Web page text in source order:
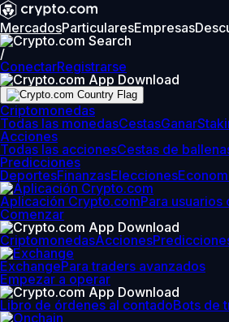
MercadosParticularesEmpresas
/
ConectarRegistrarse
Criptomonedas
Todas las monedasCestasGanar
Acciones
Todas las accionesCestas de
Predicciones
DeportesFinanzasElecciones
Aplicación Crypto.comPara usuarios
Comenzar
CriptomonedasAcciones
ExchangePara traders avanzados
Empezar a operar
Libro de órdenes al contadoBots de